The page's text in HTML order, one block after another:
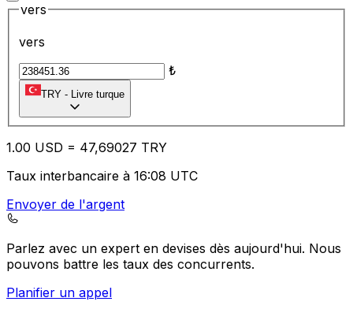
vers
vers
₺
TRY - Livre turque
1.00 USD = 47,69027 TRY
Taux interbancaire à 16:08 UTC
Envoyer de l'argent
Parlez avec un expert en devises dès aujourd'hui. Nous
pouvons battre les taux des concurrents.
Planifier un appel